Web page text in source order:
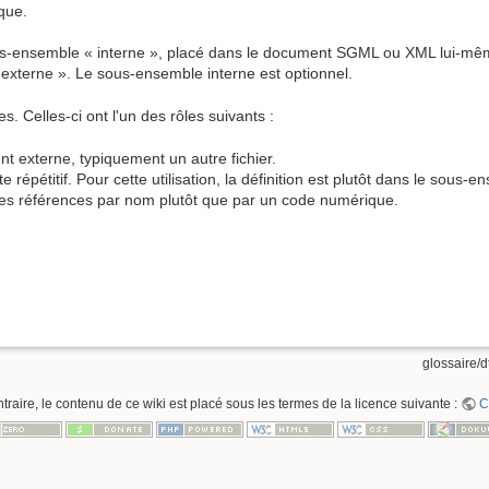
ensemble « interne », placé dans le document SGML ou XML lui-
». Le sous-ensemble interne est optionnel.
Celles-ci ont l'un des rôles suivants :
externe, typiquement un autre fichier.
répétitif. Pour cette utilisation, la définition est plutôt dans le sous-
références par nom plutôt que par un code numérique.
glossaire/
le contenu de ce wiki est placé sous les termes de la licence suivante :